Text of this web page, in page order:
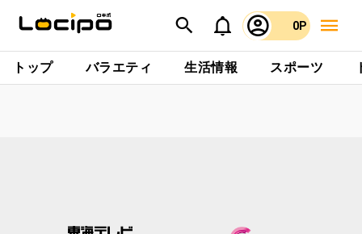
0P
トップ バラエティ 生活情報 スポーツ